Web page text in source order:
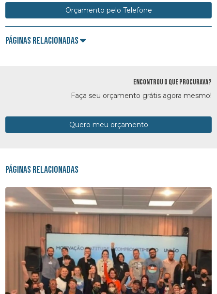
Orçamento pelo Telefone
Páginas Relacionadas
ENCONTROU O QUE PROCURAVA?
Faça seu orçamento grátis agora mesmo!
Quero meu orçamento
Páginas Relacionadas